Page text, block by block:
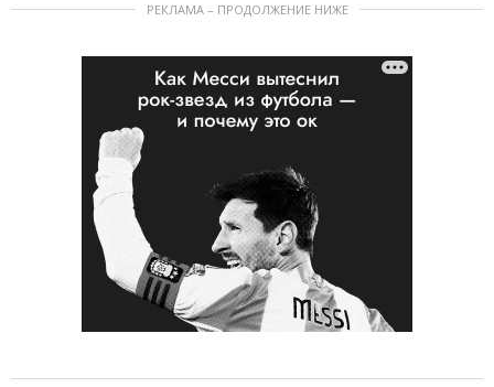
РЕКЛАМА – ПРОДОЛЖЕНИЕ НИЖЕ